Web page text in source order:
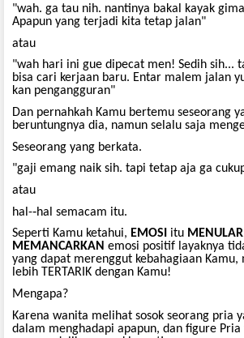
"wah. ga tau nih. nantinya bakal kayak
Apapun yang terjadi kita tetap jalan"
atau
"wah hari ini gue dipecat men! Sedih sih...
bisa cari kerjaan baru. Entar malem jalan
kan pengangguran"
Dan pernahkah Kamu bertemu seseorang
beruntungnya dia, namun selalu saja
Seseorang yang berkata.
"gaji emang naik sih. tapi tetap aja ga
atau
hal-­‐hal semacam itu.
Seperti Kamu ketahui, EMOSI itu MENULAR
MEMANCARKAN emosi positif layaknya
yang dapat merenggut kebahagiaan Kamu,
lebih TERTARIK dengan Kamu!
Mengapa?
Karena wanita melihat sosok seorang pria
dalam menghadapi apapun, dan figure Pria